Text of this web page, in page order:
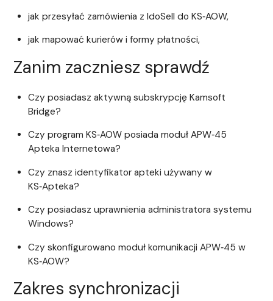
jak przesyłać zamówienia z IdoSell do KS‑AOW,
jak mapować kurierów i formy płatności,
Zanim zaczniesz sprawdź
Czy posiadasz aktywną subskrypcję Kamsoft
Bridge?
Czy program KS‑AOW posiada moduł APW‑45
Apteka Internetowa?
Czy znasz identyfikator apteki używany w
KS‑Apteka?
Czy posiadasz uprawnienia administratora systemu
Windows?
Czy skonfigurowano moduł komunikacji APW‑45 w
KS‑AOW?
Zakres synchronizacji